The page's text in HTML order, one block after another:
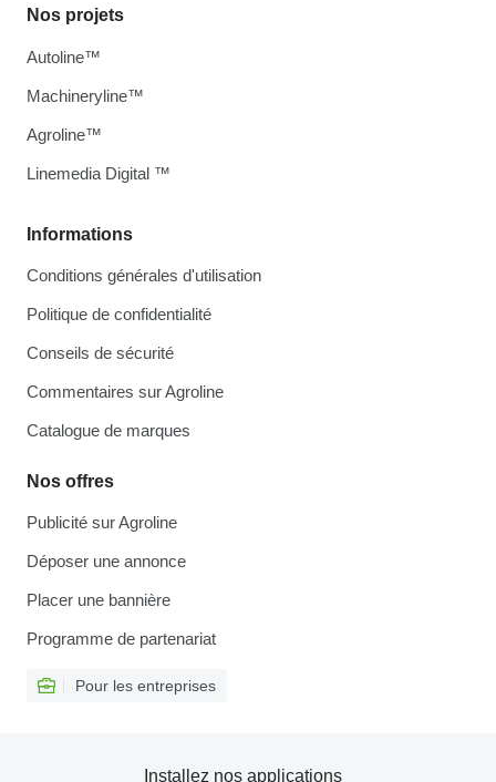
Informations
Conditions générales d'utilisation
Politique de confidentialité
Conseils de sécurité
Commentaires sur Agroline
Catalogue de marques
Nos offres
Publicité sur Agroline
Déposer une annonce
Placer une bannière
Programme de partenariat
Pour les entreprises
Nos projets
Autoline™
Machineryline™
Agroline™
Linemedia Digital ™
Installez nos applications